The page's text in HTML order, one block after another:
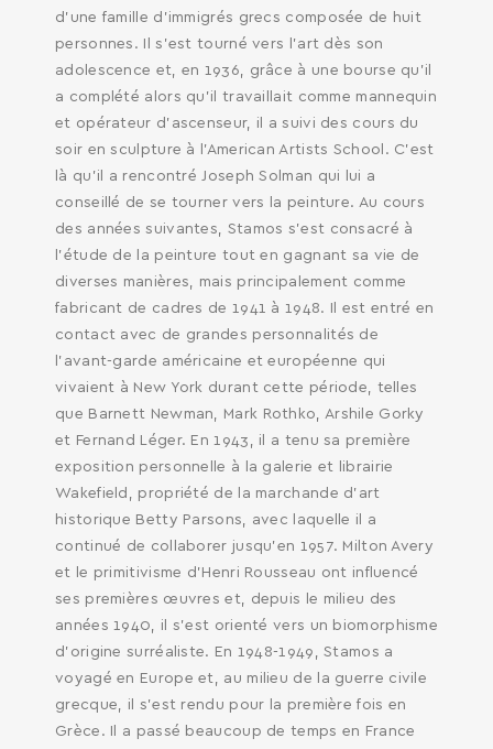
d’une famille d’immigrés grecs composée de huit
personnes. Il s’est tourné vers l’art dès son
adolescence et, en 1936, grâce à une bourse qu’il
a complété alors qu’il travaillait comme mannequin
et opérateur d’ascenseur, il a suivi des cours du
soir en sculpture à l’American Artists School. C’est
là qu’il a rencontré Joseph Solman qui lui a
conseillé de se tourner vers la peinture. Au cours
des années suivantes, Stamos s’est consacré à
l’étude de la peinture tout en gagnant sa vie de
diverses manières, mais principalement comme
fabricant de cadres de 1941 à 1948. Il est entré en
contact avec de grandes personnalités de
l’avant-garde américaine et européenne qui
vivaient à New York durant cette période, telles
que Barnett Newman, Mark Rothko, Arshile Gorky
et Fernand Léger. En 1943, il a tenu sa première
exposition personnelle à la galerie et librairie
Wakefield, propriété de la marchande d’art
historique Betty Parsons, avec laquelle il a
continué de collaborer jusqu’en 1957. Milton Avery
et le primitivisme d’Henri Rousseau ont influencé
ses premières œuvres et, depuis le milieu des
années 1940, il s’est orienté vers un biomorphisme
d’origine surréaliste. En 1948-1949, Stamos a
voyagé en Europe et, au milieu de la guerre civile
grecque, il s’est rendu pour la première fois en
Grèce. Il a passé beaucoup de temps en France